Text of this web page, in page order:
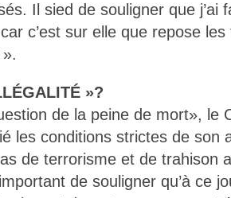
Il sied de souligner que j’ai
c’est sur elle que repose les
»?
de la peine de mort», le
les conditions strictes de son
de terrorisme et de trahison
de souligner qu’à ce